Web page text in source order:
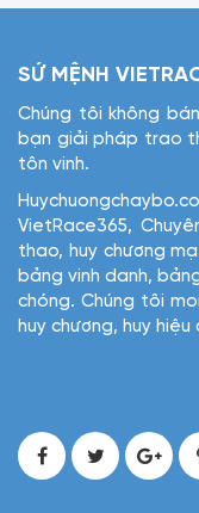
SỨ MỆNH
Chúng tôi không
bạn giải pháp trao
tôn vinh.
VietRace365,
thao, huy chương
bảng vinh danh,
chóng. Chúng tôi
huy chương, huy